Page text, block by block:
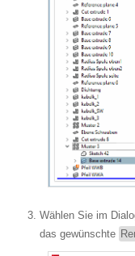
Wählen Sie im
das gewünschte